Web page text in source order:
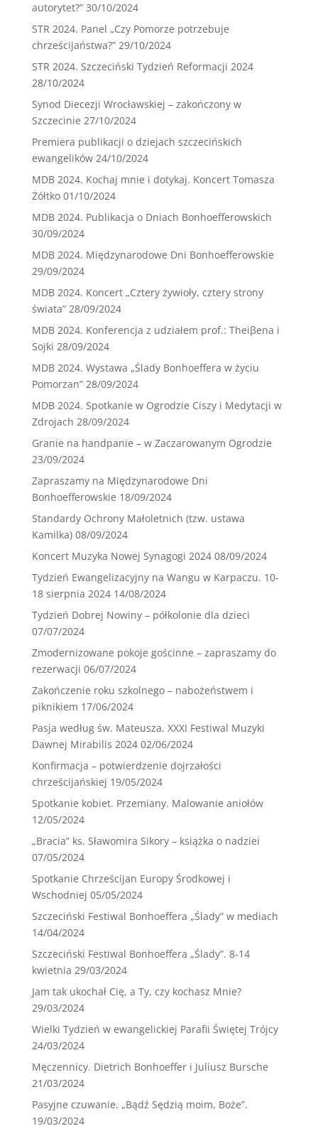
autorytet?” 30/10/2024
STR 2024. Panel „Czy Pomorze potrzebuje
chrześcijaństwa?” 29/10/2024
STR 2024. Szczeciński Tydzień Reformacji 2024
28/10/2024
Synod Diecezji Wrocławskiej – zakończony w
Szczecinie 27/10/2024
Premiera publikacji o dziejach szczecińskich
ewangelików 24/10/2024
MDB 2024. Kochaj mnie i dotykaj. Koncert Tomasza
Żółtko 01/10/2024
MDB 2024. Publikacja o Dniach Bonhoefferowskich
30/09/2024
MDB 2024. Międzynarodowe Dni Bonhoefferowskie
29/09/2024
MDB 2024. Koncert „Cztery żywioły, cztery strony
świata” 28/09/2024
MDB 2024. Konferencja z udziałem prof.: Theiβena i
Sojki 28/09/2024
MDB 2024. Wystawa „Ślady Bonhoeffera w życiu
Pomorzan” 28/09/2024
MDB 2024. Spotkanie w Ogrodzie Ciszy i Medytacji w
Zdrojach 28/09/2024
Granie na handpanie – w Zaczarowanym Ogrodzie
23/09/2024
Zapraszamy na Międzynarodowe Dni
Bonhoefferowskie 18/09/2024
Standardy Ochrony Małoletnich (tzw. ustawa
Kamilka) 08/09/2024
Koncert Muzyka Nowej Synagogi 2024 08/09/2024
Tydzień Ewangelizacyjny na Wangu w Karpaczu. 10-
18 sierpnia 2024 14/08/2024
Tydzień Dobrej Nowiny – półkolonie dla dzieci
07/07/2024
Zmodernizowane pokoje gościnne – zapraszamy do
rezerwacji 06/07/2024
Zakończenie roku szkolnego – nabożeństwem i
piknikiem 17/06/2024
Pasja według św. Mateusza. XXXI Festiwal Muzyki
Dawnej Mirabilis 2024 02/06/2024
Konfirmacja – potwierdzenie dojrzałości
chrześcijańskiej 19/05/2024
Spotkanie kobiet. Przemiany. Malowanie aniołów
12/05/2024
„Bracia” ks. Sławomira Sikory – książka o nadziei
07/05/2024
Spotkanie Chrześcijan Europy Środkowej i
Wschodniej 05/05/2024
Szczeciński Festiwal Bonhoeffera „Ślady” w mediach
14/04/2024
Szczeciński Festiwal Bonhoeffera „Ślady”. 8-14
kwietnia 29/03/2024
Jam tak ukochał Cię, a Ty, czy kochasz Mnie?
29/03/2024
Wielki Tydzień w ewangelickiej Parafii Świętej Trójcy
24/03/2024
Męczennicy. Dietrich Bonhoeffer i Juliusz Bursche
21/03/2024
Pasyjne czuwanie. „Bądź Sędzią moim, Boże”.
19/03/2024